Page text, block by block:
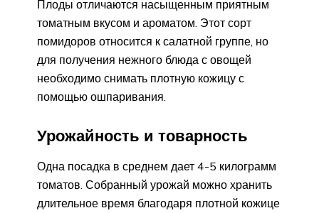
Плоды отличаются насыщенным приятным
томатным вкусом и ароматом. Этот сорт
помидоров относится к салатной группе, но
для получения нежного блюда с овощей
необходимо снимать плотную кожицу с
помощью ошпаривания.
Урожайность и товарность
Одна посадка в среднем дает 4-5 килограмм
томатов. Собранный урожай можно хранить
длительное время благодаря плотной кожице